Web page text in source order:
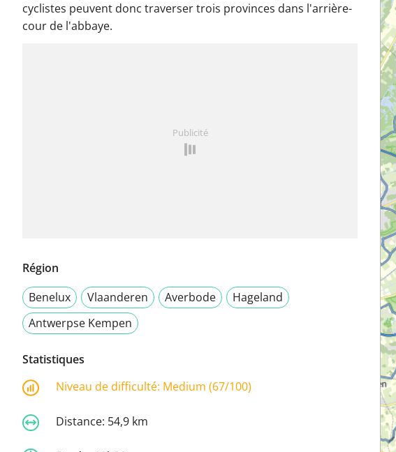
cyclistes peuvent donc traverser trois provinces dans l'arrière-
cour de l'abbaye.
Publicité
Région
Benelux
Vlaanderen Averbode
Hageland
Antwerpse Kempen
Statistiques
Niveau de difficulté: Medium (67/100)
Distance: 54,9 km